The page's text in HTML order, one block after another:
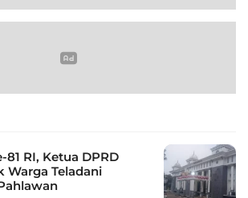
81 RI, Ketua DPRD
Warga Teladani